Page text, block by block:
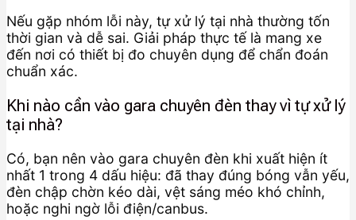
Nếu gặp nhóm lỗi này, tự xử lý tại nhà thường tốn
thời gian và dễ sai. Giải pháp thực tế là mang xe
đến nơi có thiết bị đo chuyên dụng để chẩn đoán
chuẩn xác.
Khi nào cần vào gara chuyên đèn thay vì tự xử lý
tại nhà?
Có, bạn nên vào gara chuyên đèn khi xuất hiện ít
nhất 1 trong 4 dấu hiệu: đã thay đúng bóng vẫn yếu,
đèn chập chờn kéo dài, vệt sáng méo khó chỉnh,
hoặc nghi ngờ lỗi điện/canbus.